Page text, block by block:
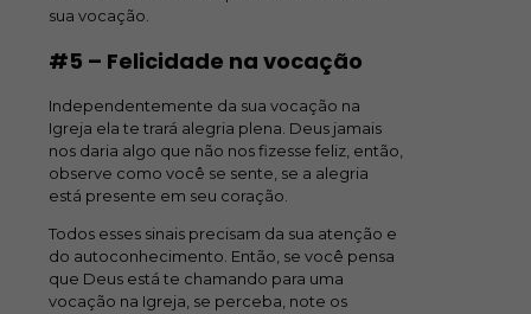
sua vocação.
#5 – Felicidade na vocação
Independentemente da sua vocação na
Igreja ela te trará alegria plena. Deus jamais
nos daria algo que não nos fizesse feliz, então,
observe como você se sente, se a alegria
está presente em seu coração.
Todos esses sinais precisam da sua atenção e
do autoconhecimento. Então, se você pensa
que Deus está te chamando para uma
vocação na Igreja, se perceba, note os